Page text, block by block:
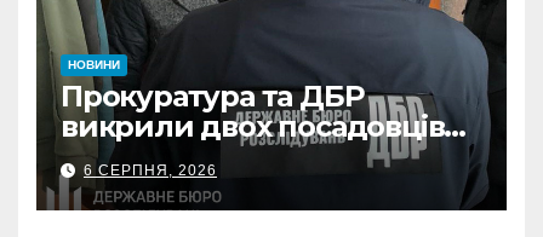
НОВИНИ
Прокуратура та ДБР
викрили двох посадовців
ДПС Сумщини на вимаганні
неправомірної вигоди у
ФОПа
6 СЕРПНЯ, 2026